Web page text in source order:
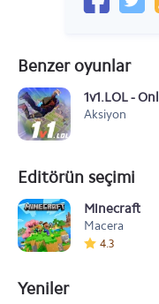
Benzer oyunlar
1v1.LOL -
Aksiyon
Editörün seçimi
Minecraft
Macera
4.3
Yeniler